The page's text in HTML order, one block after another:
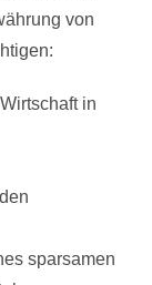
von
in
sparsamen